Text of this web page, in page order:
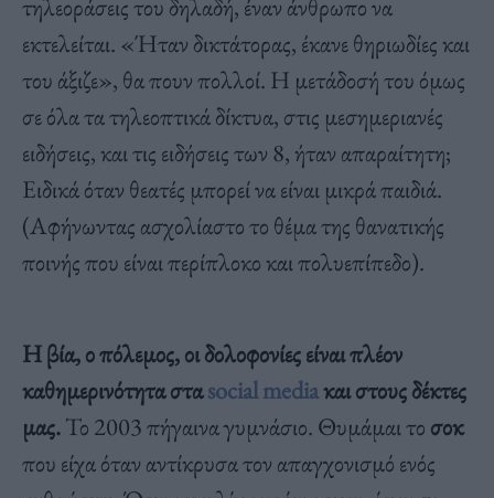
εκτελείται. «Ήταν δικτάτορας, έκανε θηριωδίες και
του άξιζε», θα πουν πολλοί. Η μετάδοσή του όμως
σε όλα τα τηλεοπτικά δίκτυα, στις μεσημεριανές
ειδήσεις, και τις ειδήσεις των 8, ήταν απαραίτητη;
Ειδικά όταν θεατές μπορεί να είναι μικρά παιδιά.
(Αφήνωντας ασχολίαστο το θέμα της θανατικής
ποινής που είναι περίπλοκο και πολυεπίπεδο).
Η βία, ο πόλεμος, οι δολοφονίες είναι πλέον
καθημερινότητα σταsocial mediaκαι στους δέκτες
μας.Το 2003 πήγαινα γυμνάσιο. Θυμάμαι το σοκ
που είχα όταν αντίκρυσα τον απαγχονισμό ενός